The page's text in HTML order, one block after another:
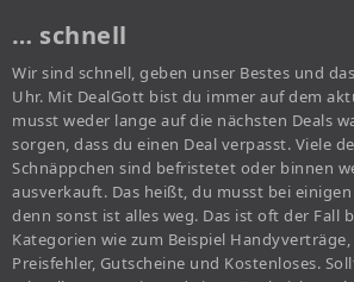
… schnell
Wir sind schnell, geben unser Bestes und
Uhr. Mit DealGott bist du immer auf dem
musst weder lange auf die nächsten Deals
sorgen, dass du einen Deal verpasst. Viele
Schnäppchen sind befristetet oder binnen
ausverkauft. Das heißt, du musst bei einigen
denn sonst ist alles weg. Das ist oft der Fall
Kategorien wie zum Beispiel
Preisfehler, Gutscheine und Kostenloses.